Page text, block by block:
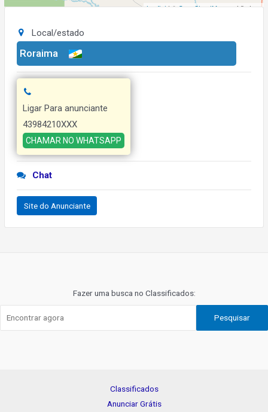
Leaflet| ©OpenStreetMapcontributors
Local/estado
Roraima
Ligar Para anunciante
43984210XXX
CHAMAR NO WHATSAPP
Chat
Site do Anunciante
Fazer uma busca no Classificados:
Pesquisar
Classificados
Anunciar Grátis